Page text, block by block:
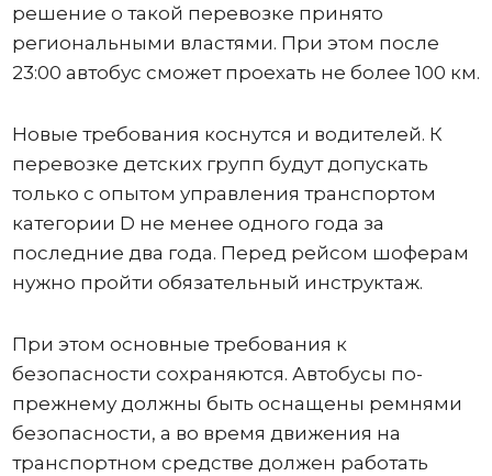
решение о такой перевозке принято
региональными властями. При этом после
23:00 автобус сможет проехать не более 100 км.
Новые требования коснутся и водителей. К
перевозке детских групп будут допускать
только с опытом управления транспортом
категории D не менее одного года за
последние два года. Перед рейсом шоферам
нужно пройти обязательный инструктаж.
При этом основные требования к
безопасности сохраняются. Автобусы по-
прежнему должны быть оснащены ремнями
безопасности, а во время движения на
транспортном средстве должен работать